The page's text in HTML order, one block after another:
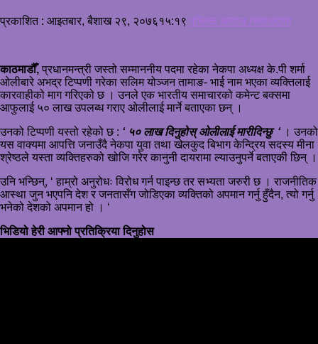
प्रकाशित : आइतबार, बैशाख २९, २०७६१५:१९ पब्लिक आवाज /संवाददाता
काठमाडौँ,प्रधानमन्त्री जस्तो सम्माननीय पदमा रहेका नेकपा अध्यक्ष के.पी शर्मा
ओलीबारे अभद्र टिप्पणी गरेका सलिम योञ्जन तामाङ- भाई नाम भएका व्यक्तिलाई
कारवाहीको माग गरिएको छ । उनले एक भारतीय समाचारको कमेन्ट बक्समा
आफुलाई ५० लाख उपलब्ध गराए ओलीलाई मार्ने बताएका छन् ।
उनको टिप्पणी यस्तो रहेको छ : ‘ ५० लाख दिनुहोस् ओलीलाई मारीदिन्छु ‘ । उनको
यस वाक्यमा आपत्ति जनाउँदै नेकपा युवा तथा खेलकुद बिभाग केन्द्रिय सदस्य मीना
श्रेष्ठले यस्ता व्यक्तिहरुको खोजि गरेर कानुनी दायरामा ल्याउनुपर्ने बताएकी छिन् ।
उनि भन्छिन्, ‘ हाम्रो अनुरोधः विरोध गर्न पाइन्छ तर सभ्यता जरुरी छ । राजनीतिक
आस्था जुन भएपनि देश र जनतासँग जोडिएका व्यक्तिको अपमान गर्नु हुँदैन, त्यो गर्नु
भनेको देशको अपमान हो । ‘
भिडियो हेरी आफ्नो प्रतिक्रिया दिनुहोस